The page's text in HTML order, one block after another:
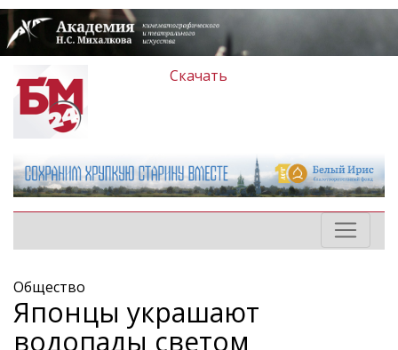
Скачать
Общество
Японцы украшают
водопады светом